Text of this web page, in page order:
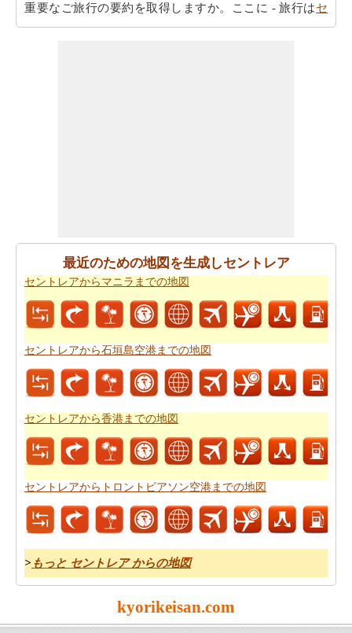
重要なご旅行の要約を取得しますか。ここに - 旅行はセ
ントレアから石垣島空港までの旅行を計画するのに役立
あなたは旅行のための旅行費用計算機を探しています
か。あなたはセントレアから石垣島空港までの旅行の費
用を見つけることができます。
最近のための地図を生成しセントレア
セントレアからマニラまでの地図
セントレアから石垣島空港までの地図
セントレアから香港までの地図
セントレアからトロントピアソン空港までの地図
> もっと セントレア からの地図
kyorikeisan.com